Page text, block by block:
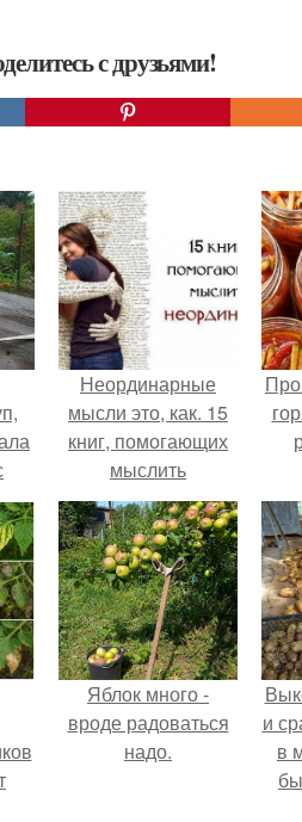
с друзьями!
Неординарные
мысли это, как. 15
книг, помогающих
мыслить
неординарно:
Яблок много -
вроде радоваться
надо.
и
в